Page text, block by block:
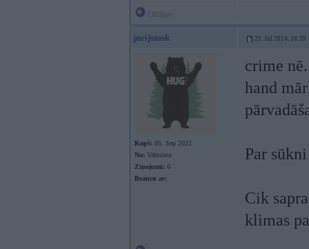
jurijsmsk 21. Jul 2024, 18:39
Kopš: 05. Sep 2022
No: Valmiera
Ziņojumi: 6
Braucu ar:
crime
hand
Par
Cik
klimas